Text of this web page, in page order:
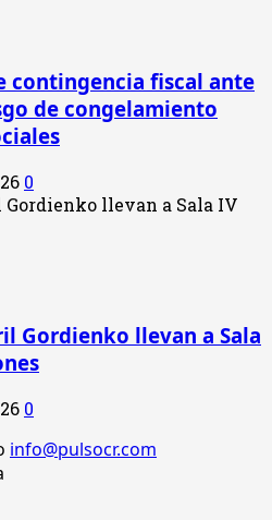
contingencia fiscal ante
de congelamiento
0
Gordienko llevan a Sala
0
info@pulsocr.com